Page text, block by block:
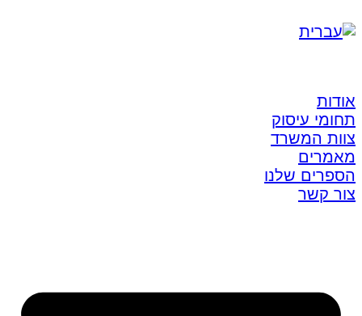
אודות
תחומי עיסוק
צוות המשרד
מאמרים
הספרים שלנו
צור קשר